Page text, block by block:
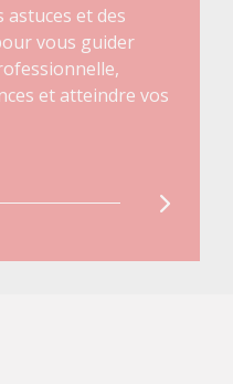
astuces et des
vous guider
et atteindre vos